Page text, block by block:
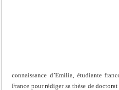
connaissance d’Emilia, étudiante
France pour rédiger sa thèse de